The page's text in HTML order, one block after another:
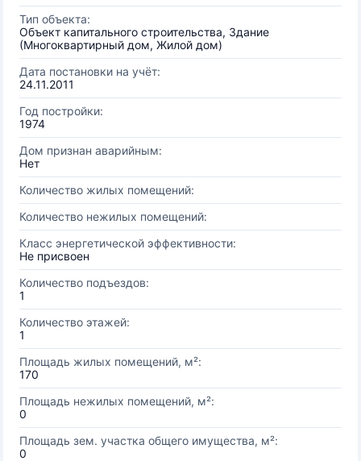
Тип объекта:
Объект капитального строительства, Здание
(Многоквартирный дом, Жилой дом)
Дата постановки на учёт:
24.11.2011
Год постройки:
1974
Дом признан аварийным:
Нет
Количество жилых помещений:
Количество нежилых помещений:
Класс энергетической эффективности:
Не присвоен
Количество подъездов:
1
Количество этажей:
1
Площадь жилых помещений, м²:
170
Площадь нежилых помещений, м²:
0
Площадь зем. участка общего имущества, м²:
0